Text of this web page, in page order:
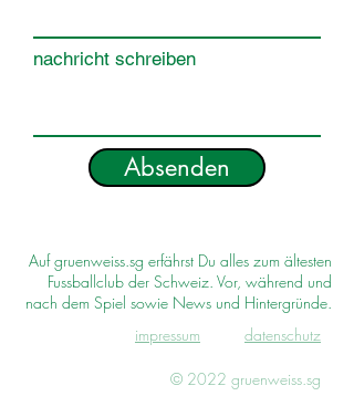
nachricht schreiben
Absenden
Auf gruenweiss.sg erfährst Du alles zum ältesten
Fussballclub der Schweiz. Vor, während und
nach dem Spiel sowie News und Hintergründe.
impressum
datenschutz
© 2022 gruenweiss.sg